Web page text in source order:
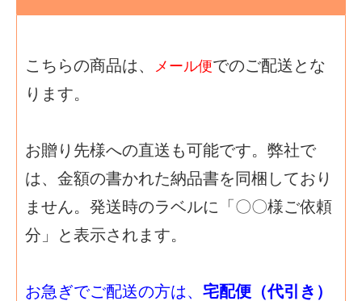
こちらの商品は、 メール便でのご配送とな
ります。
お贈り先様への直送も可能です。弊社で
は、金額の書かれた納品書を同梱しており
ません。発送時のラベルに「〇〇様ご依頼
分」と表示されます。
お急ぎでご配送の方は、 宅配便（代引き）